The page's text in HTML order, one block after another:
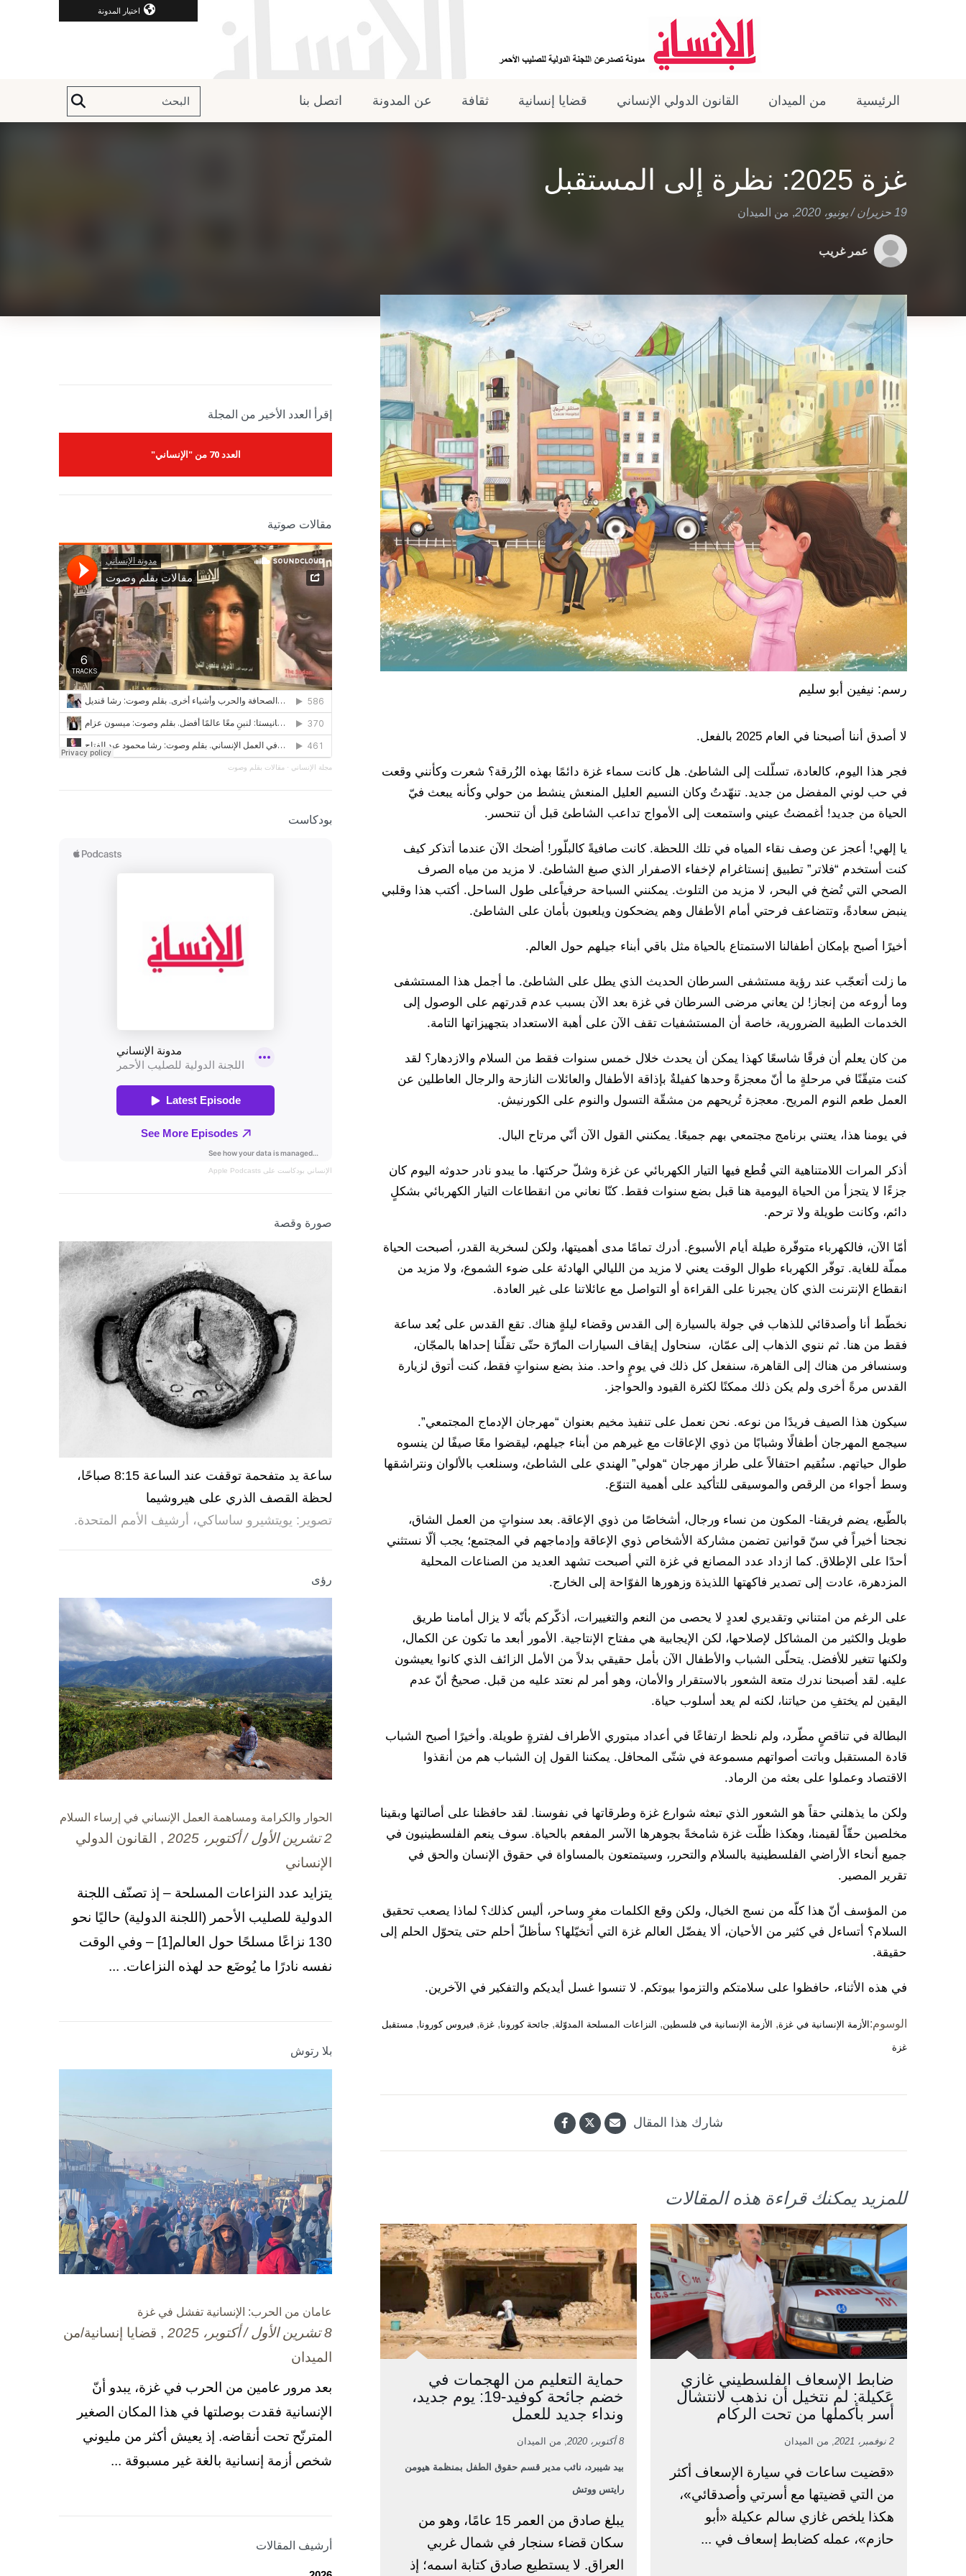
اختيار المدونة
الرئيسية من الميدان القانون الدولي الإنساني قضايا إنسانية ثقافة عن المدونة اتصل بنا
غزة 2025: نظرة إلى المستقبل
19 حزيران / يونيو، 2020 , من الميدان
عمر غريب
رسم: نيفين أبو سليم
لا أصدق أننا أصبحنا في العام 2025 بالفعل.
فجر هذا اليوم، كالعادة، تسلّلت إلى الشاطئ. هل كانت سماء غزة دائمًا بهذه الزُرقة؟ شعرت وكأنني وقعت
في حب لوني المفضل من جديد. تنهّدتُ وكان النسيم العليل المنعش ينشط من حولي وكأنه يبعث فيّ
الحياة من جديد! أغمضتُ عيني واستمعت إلى الأمواج تداعب الشاطئ قبل أن تنحسر.
يا إلهي! أعجز عن وصف نقاء المياه في تلك اللحظة. كانت صافيةً كالبلّور! أضحك الآن عندما أتذكر كيف
كنت أستخدم “فلاتر” تطبيق إنستاغرام لإخفاء الاصفرار الذي صبغ الشاطئ. لا مزيد من مياه الصرف
الصحي التي تُضخ في البحر، لا مزيد من التلوث. يمكنني السباحة حرفياًعلى طول الساحل. أكتب هذا وقلبي
ينبض سعادةً، وتتضاعف فرحتي أمام الأطفال وهم يضحكون ويلعبون بأمان على الشاطئ.
أخيرًا أصبح بإمكان أطفالنا الاستمتاع بالحياة مثل باقي أبناء جيلهم حول العالم.
ما زلت أتعجّب عند رؤية مستشفى السرطان الحديث الذي يطل على الشاطئ. ما أجمل هذا المستشفى
وما أروعه من إنجاز! لن يعاني مرضى السرطان في غزة بعد الآن بسبب عدم قدرتهم على الوصول إلى
الخدمات الطبية الضرورية، خاصة أن المستشفيات تقف الآن على أهبة الاستعداد بتجهيزاتها التامة.
من كان يعلم أن فرقًا شاسعًا كهذا يمكن أن يحدث خلال خمس سنوات فقط من السلام والازدهار؟ لقد
كنت متيقّنًا في مرحلةٍ ما أنّ معجزةً وحدها كفيلةٌ بإذاقة الأطفال والعائلات النازحة والرجال العاطلين عن
العمل طعم النوم المريح. معجزة تُريحهم من مشقّة التسول والنوم على الكورنيش.
في يومنا هذا، يعتني برنامج مجتمعي بهم جميعًا. يمكنني القول الآن أنّي مرتاح البال.
أذكر المرات اللامتناهية التي قُطع فيها التيار الكهربائي عن غزة وشلّ حركتها. ما يبدو نادر حدوثه اليوم كان
جزءًا لا يتجزأ من الحياة اليومية هنا قبل بضع سنوات فقط. كنّا نعاني من انقطاعات التيار الكهربائي بشكلٍ
دائم، وكانت طويلة ولا ترحم.
أمّا الآن، فالكهرباء متوفّرة طيلة أيام الأسبوع. أدرك تمامًا مدى أهميتها، ولكن لسخرية القدر، أصبحت الحياة
مملّة للغاية. توفّر الكهرباء طوال الوقت يعني لا مزيد من الليالي الهادئة على ضوء الشموع، ولا مزيد من
انقطاع الإنترنت الذي كان يجبرنا على القراءة أو التواصل مع عائلاتنا على غير العادة.
نخطّط أنا وأصدقائي للذهاب في جولة بالسيارة إلى القدس وقضاء ليلةٍ هناك. تقع القدس على بُعد ساعة
فقط من هنا. ثم ننوي الذهاب إلى عمّان، سنحاول إيقاف السيارات المارّة حتّى تقلّنا إحداها بالمجّان،
وسنسافر من هناك إلى القاهرة، سنفعل كل ذلك في يومٍ واحد. منذ بضع سنواتٍ فقط، كنت أتوق لزيارة
القدس مرةً أخرى ولم يكن ذلك ممكنًا لكثرة القيود والحواجز.
سيكون هذا الصيف فريدًا من نوعه. نحن نعمل على تنفيذ مخيم بعنوان “مهرجان الإدماج المجتمعي”.
سيجمع المهرجان أطفالًا وشبابًا من ذوي الإعاقات مع غيرهم من أبناء جيلهم، ليقضوا معًا صيفًا لن ينسوه
طوال حياتهم. سنُقيم احتفالاً على طراز مهرجان “هولي” الهندي على الشاطئ، وسنلعب بالألوان ونتراشقها
وسط أجواء من الرقص والموسيقى للتأكيد على أهمية التنوّع.
بالطّبع، يضم فريقنا- المكون من نساء ورجال، أشخاصًا من ذوي الإعاقة. بعد سنواتٍ من العمل الشاق،
نجحنا أخيراً في سنّ قوانين تضمن مشاركة الأشخاص ذوي الإعاقة وإدماجهم في المجتمع؛ يجب ألّا نستثني
أحدًا على الإطلاق. كما ازداد عدد المصانع في غزة التي أصبحت تشهد العديد من الصناعات المحلية
المزدهرة، عادت إلى تصدير فاكهتها اللذيذة وزهورها الفوّاحة إلى الخارج.
على الرغم من امتناني وتقديري لعددٍ لا يحصى من النعم والتغييرات، أذكّركم بأنّه لا يزال أمامنا طريق
طويل والكثير من المشاكل لإصلاحها، لكن الإيجابية هي مفتاح الإنتاجية. الأمور أبعد ما تكون عن الكمال،
ولكنها تتغير للأفضل. يتحلّى الشباب والأطفال الآن بأمل حقيقي بدلاً من الأمل الزائف الذي كانوا يعيشون
عليه. لقد أصبحنا ندرك متعة الشعور بالاستقرار والأمان، وهو أمر لم نعتد عليه من قبل. صحيحٌ أنّ عدم
اليقين لم يختفِ من حياتنا، لكنه لم يعد أسلوب حياة.
البطالة في تناقصٍ مطّرد، ولم نلحظ ارتفاعًا في أعداد مبتوري الأطراف لفترةٍ طويلة. وأخيرًا أصبح الشباب
قادة المستقبل وباتت أصواتهم مسموعة في شتّى المحافل. يمكننا القول إن الشباب هم من أنقذوا
الاقتصاد وعملوا على بعثه من الرماد.
ولكن ما يذهلني حقاً هو الشعور الذي تبعثه شوارع غزة وطرقاتها في نفوسنا. لقد حافظنا على أصالتها وبقينا
مخلصين حقّاً لقيمنا، وهكذا ظلّت غزة شامخةً بجوهرها الآسر المفعم بالحياة. سوف ينعم الفلسطينيون في
جميع أنحاء الأراضي الفلسطينية بالسلام والتحرر، وسيتمتعون بالمساواة في حقوق الإنسان والحق في
تقرير المصير.
من المؤسف أنّ هذا كلّه من نسج الخيال، ولكن وقع الكلمات مغرٍ وساحر، أليس كذلك؟ لماذا يصعب تحقيق
السلام؟ أتساءل في كثير من الأحيان، ألا يفضّل العالم غزة التي أتخيّلها؟ سأظلّ أحلم حتى يتحوّل الحلم إلى
حقيقة.
في هذه الأثناء، حافظوا على سلامتكم والتزموا بيوتكم. لا تنسوا غسل أيديكم والتفكير في الآخرين.
الوسوم:الأزمة الإنسانية في غزة, الأزمة الإنسانية في فلسطين, النزاعات المسلحة المدوّلة, جائحة كورونا, غزة, فيروس كورونا, مستقبل
غزة
شارك هذا المقال
للمزيد يمكنك قراءة هذه المقالات
ضابط الإسعاف الفلسطيني غازي
عَكيلة: لم نتخيل أن نذهب لانتشال
أسر بأكملها من تحت الركام
2 نوفمبر، 2021 , من الميدان
«قضيت ساعات في سيارة الإسعاف أكثر
من التي قضيتها مع أسرتي وأصدقائي»،
هكذا يلخص غازي سالم عكيلة «أبو
حازم»، عمله كضابط إسعاف في ...
حماية التعليم من الهجمات في
خضم جائحة كوفيد-19: يوم جديد،
ونداء جديد للعمل
8 أكتوبر، 2020 , من الميدان
بيد شيبرد، نائب مدير قسم حقوق الطفل بمنظمة هيومن
رايتس ووتش
يبلغ صادق من العمر 15 عامًا، وهو من
سكان قضاء سنجار في شمال غربي
العراق. لا يستطيع صادق كتابة اسمه؛ إذ
إقرأ العدد الأخير من المجلة
العدد 70 من "الإنساني"
مقالات صوتية
مجلة الإنساني · مقالات بقلم وصوت
بودكاست
الإنساني بودكاست على Apple Podcasts
صورة وقصة
ساعة يد متفحمة توقفت عند الساعة 8:15 صباحًا،
لحظة القصف الذري على هيروشيما
تصوير: يويتشيرو ساساكي، أرشيف الأمم المتحدة.
رؤى
الحوار والكرامة ومساهمة العمل الإنساني في إرساء السلام
2 تشرين الأول / أكتوبر، 2025
, القانون الدولي
الإنساني
يتزايد عدد النزاعات المسلحة – إذ تصنّف اللجنة
الدولية للصليب الأحمر (اللجنة الدولية) حاليًا نحو
130 نزاعًا مسلحًا حول العالم[1] – وفي الوقت
نفسه نادرًا ما يُوضَع حد لهذه النزاعات. ...
بلا رتوش
عامان من الحرب: الإنسانية تفشل في غزة
8 تشرين الأول / أكتوبر، 2025
, قضايا إنسانية/من
الميدان
بعد مرور عامين من الحرب في غزة، يبدو أنّ
الإنسانية فقدت بوصلتها في هذا المكان الصغير
المترنّح تحت أنقاضه. إذ يعيش أكثر من مليوني
شخص أزمة إنسانية بالغة غير مسبوقة ...
أرشيف المقالات